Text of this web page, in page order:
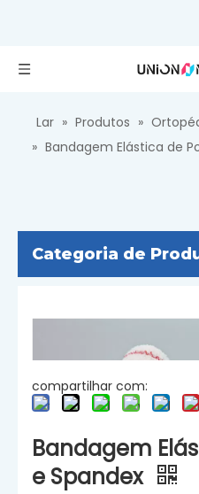
Lar » Produtos »
» Bandagem Elástica de
Categoria de
compartilhar com:
Bandagem
e Spandex